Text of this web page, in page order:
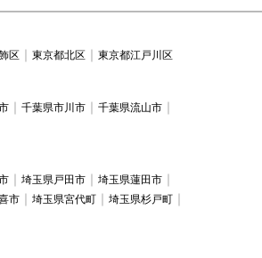
区 東京都北区 東京都江戸川区
千葉県市川市
千葉県流山市
埼玉県戸田市
埼玉県蓮田市
市 埼玉県宮代町
埼玉県杉戸町